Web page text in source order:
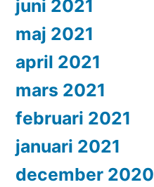
juni 2021
maj 2021
april 2021
mars 2021
februari 2021
januari 2021
december 2020